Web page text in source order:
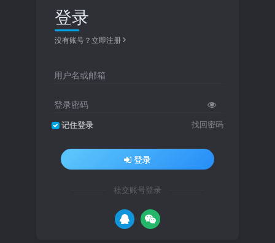
登录
没有账号？立即注册
用户名或邮箱
登录密码
记住登录 找回密码
登录
社交账号登录